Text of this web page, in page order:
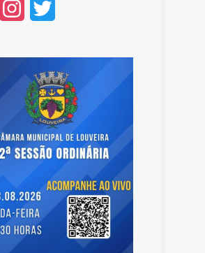
FacebookInstagram